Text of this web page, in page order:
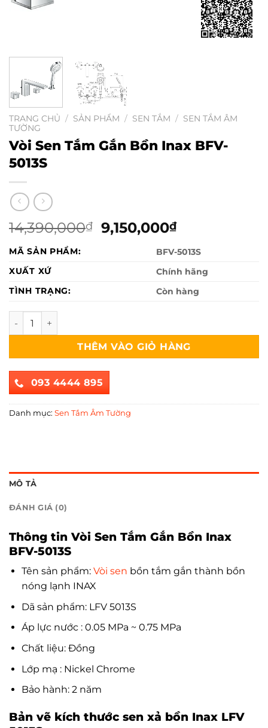
TRANG CHỦ / SẢN PHẨM / SEN TẮM / SEN TẮM ÂM
TƯỜNG
Vòi Sen Tắm Gắn Bồn Inax BFV-
5013S
14,390,000₫
Giá
14,390,000₫.
9,150,000₫Giá
tại
là:
9,150,000₫.
MÃ SẢN PHẨM:
BFV-5013S
XUẤT XỨ
Chính hãng
TÌNH TRẠNG:
Còn hàng
Vòi Sen Tắm Gắn Bồn Inax BFV-5013S số lượng
THÊM VÀO GIỎ HÀNG
093 4444 895
Danh mục: Sen Tắm Âm Tường
MÔ TẢ
ĐÁNH GIÁ (0)
Thông tin Vòi Sen Tắm Gắn Bồn Inax
BFV-5013S
Tên sản phẩm: Vòi sen bồn tắm gắn thành bồn
nóng lạnh INAX
Dã sản phẩm: LFV 5013S
Áp lực nước : 0.05 MPa ~ 0.75 MPa
Chất liệu: Đồng
Lớp mạ : Nickel Chrome
Bảo hành: 2 năm
Bản vẽ kích thước sen xả bồn Inax LFV